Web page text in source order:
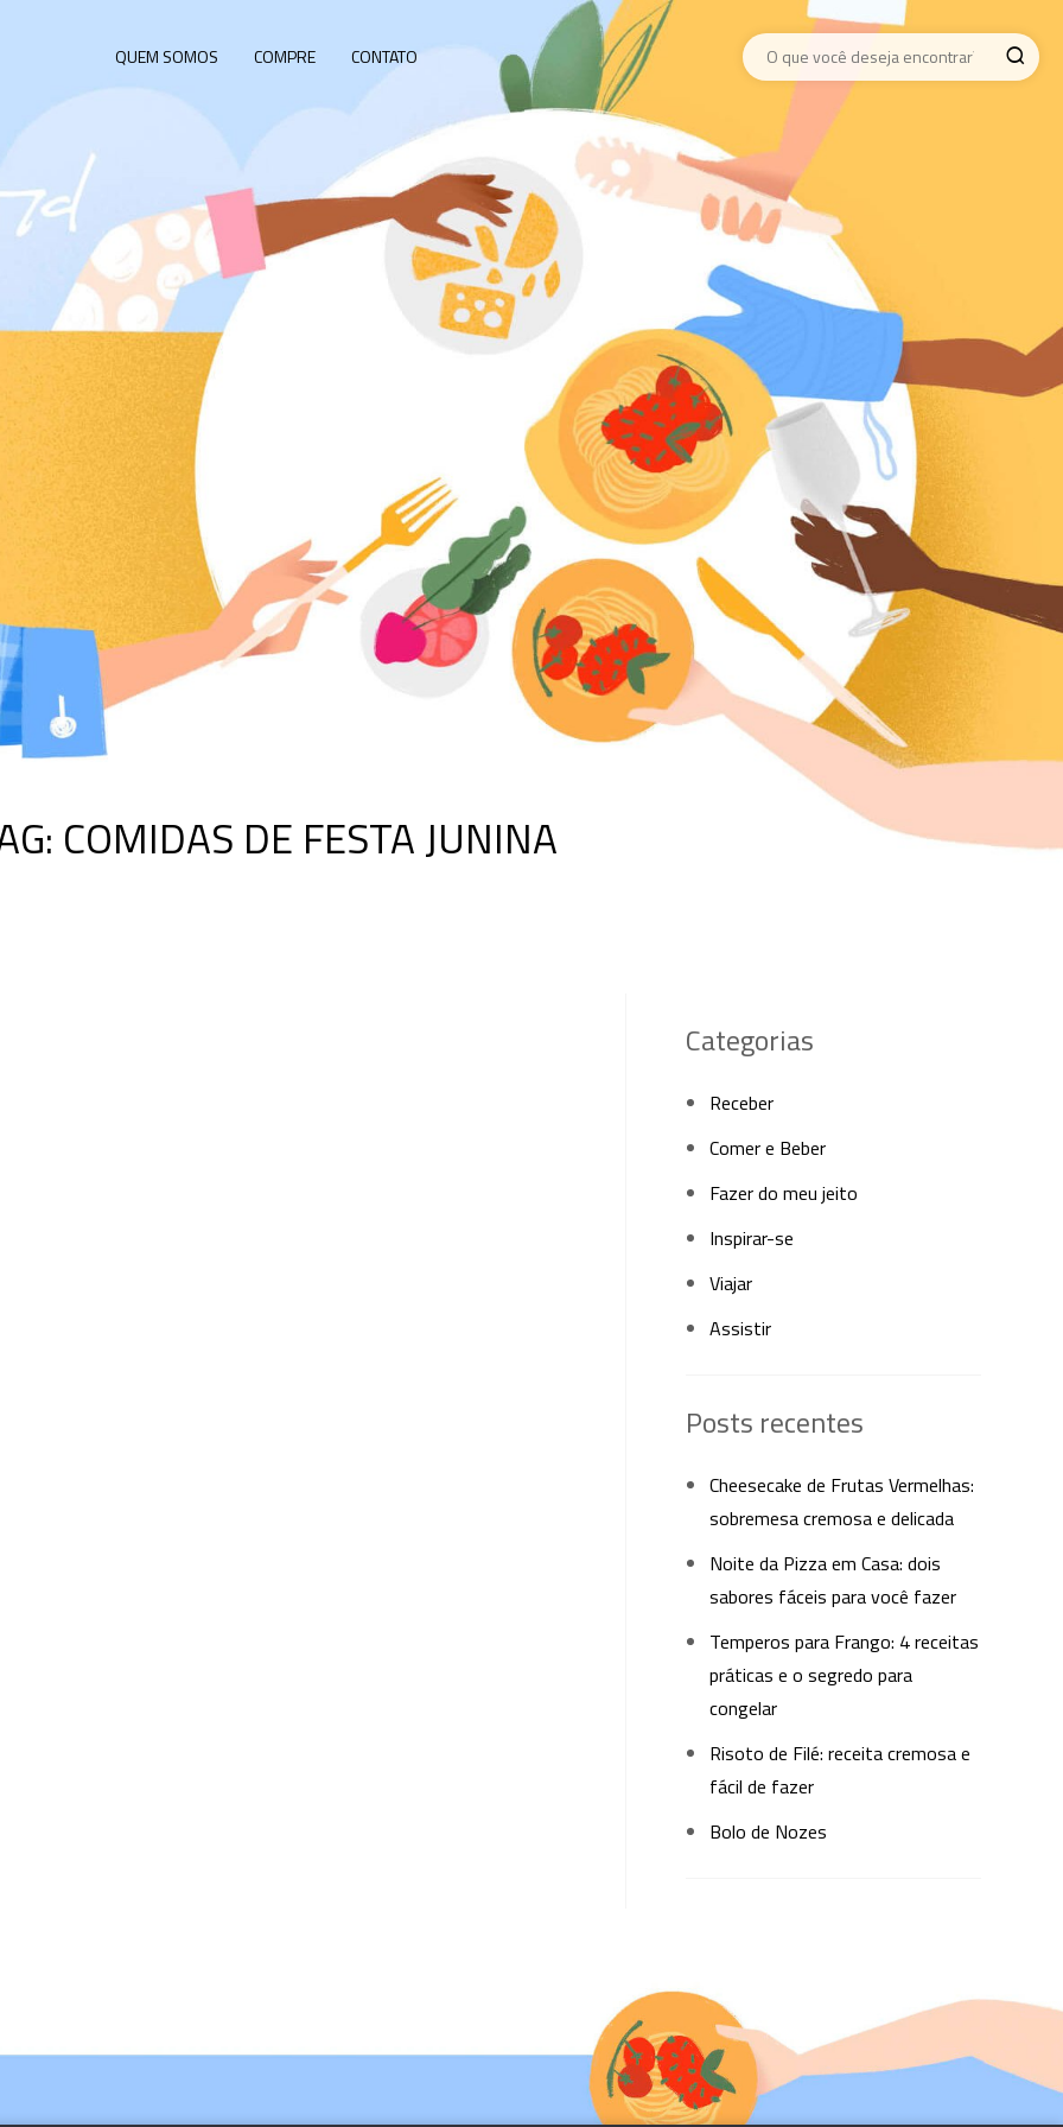
QUEM SOMOS COMPRE CONTATO
COMIDAS DE FESTA JUNINA
Categorias
Receber
Comer e Beber
Fazer do meu jeito
Inspirar-se
Viajar
Assistir
Posts recentes
Cheesecake de Frutas Vermelhas:
sobremesa cremosa e delicada
Noite da Pizza em Casa: dois
sabores fáceis para você fazer
Temperos para Frango: 4 receitas
práticas e o segredo para
congelar
Risoto de Filé: receita cremosa e
fácil de fazer
Bolo de Nozes